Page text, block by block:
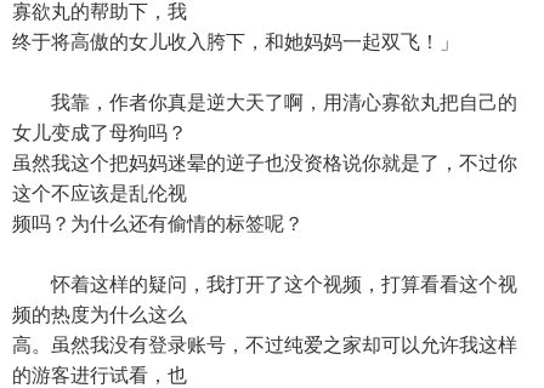
寡欲丸的帮助下，我
终于将高傲的女儿收入胯下，和她妈妈一起双飞！」
我靠，作者你真是逆大天了啊，用清心寡欲丸把自己的
女儿变成了母狗吗？
虽然我这个把妈妈迷晕的逆子也没资格说你就是了，不过你
这个不应该是乱伦视
频吗？为什么还有偷情的标签呢？
怀着这样的疑问，我打开了这个视频，打算看看这个视
频的热度为什么这么
高。虽然我没有登录账号，不过纯爱之家却可以允许我这样
的游客进行试看，也